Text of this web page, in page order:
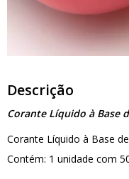
Descrição
Corante Líquido à Base
Corante Líquido à Base
Contém: 1 unidade com